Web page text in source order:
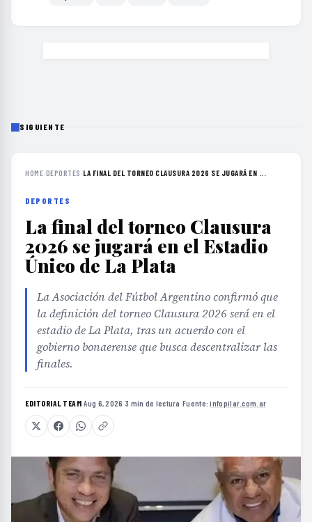
SIGUIENTE
HOME›DEPORTES ›LA FINAL DEL TORNEO CLAUSURA 2026 SE JUGARÁ EN ...
DEPORTES
La final del torneo Clausura
2026 se jugará en el Estadio
Único de La Plata
La Asociación del Fútbol Argentino confirmó que
la definición del torneo Clausura 2026 será en el
estadio de La Plata, tras un acuerdo con el
gobierno bonaerense que busca descentralizar las
finales.
EDITORIAL TEAM·Aug 6, 2026 ·3 min de lectura ·Fuente:infopilar.com.ar